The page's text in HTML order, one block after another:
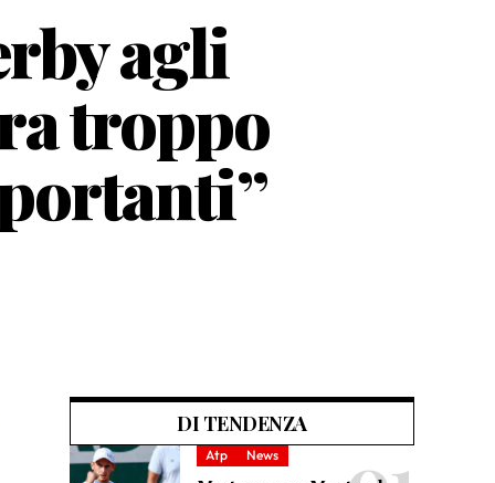
agli
troppo
DI TENDENZA
Atp News